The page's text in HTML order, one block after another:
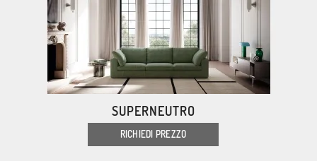
SUPERNEUTRO
RICHIEDI PREZZO